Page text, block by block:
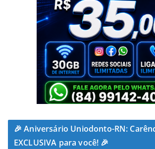
🎉 Aniversário Uniodonto-RN:
EXCLUSIVA para você! 🎉